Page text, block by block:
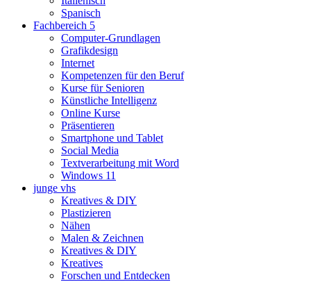
Spanisch
Fachbereich 5
Computer-Grundlagen
Grafikdesign
Internet
Kompetenzen für den Beruf
Kurse für Senioren
Künstliche Intelligenz
Online Kurse
Präsentieren
Smartphone und Tablet
Social Media
Textverarbeitung mit Word
Windows 11
junge vhs
Kreatives & DIY
Plastizieren
Nähen
Malen & Zeichnen
Kreatives & DIY
Kreatives
Forschen und Entdecken